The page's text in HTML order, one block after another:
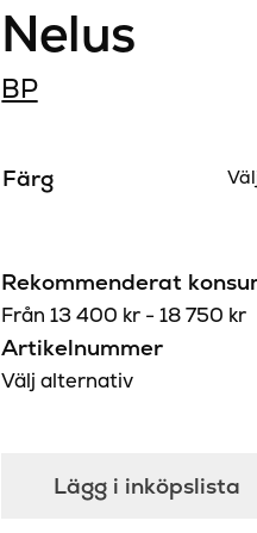
Nelus
BP
Färg
Rekommenderat
Från13 400 kr -18 750 kr
Artikelnummer
Välj alternativ
Lägg i inköpslista